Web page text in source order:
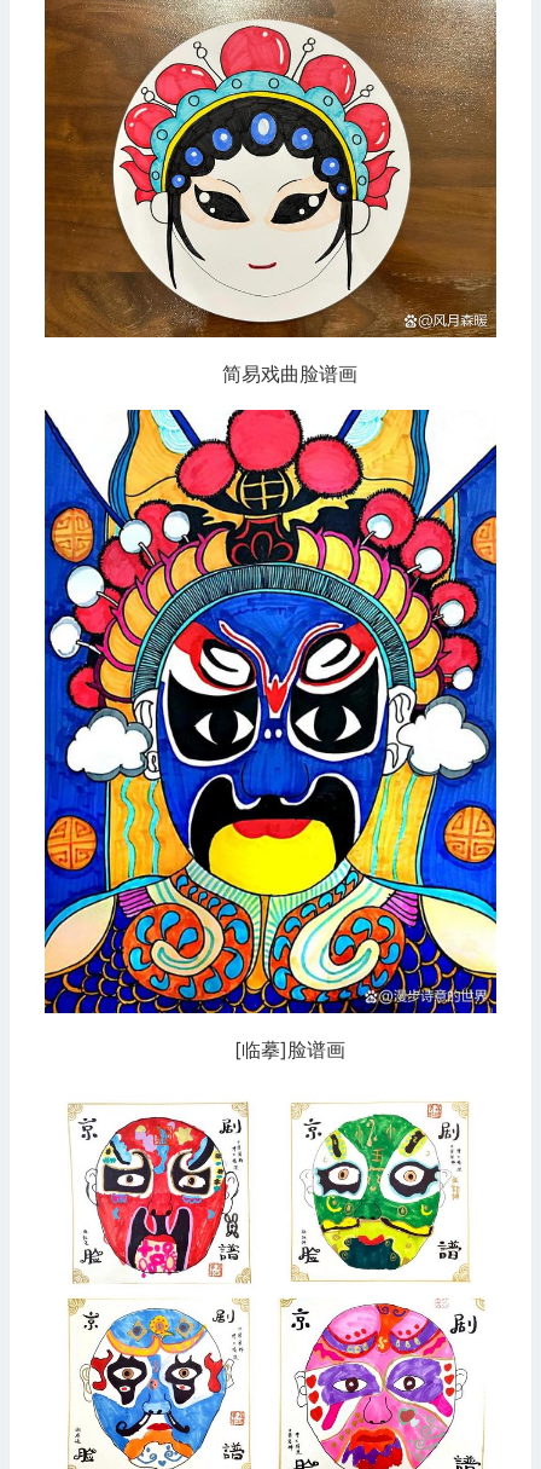
简易戏曲脸谱画
[临摹]脸谱画